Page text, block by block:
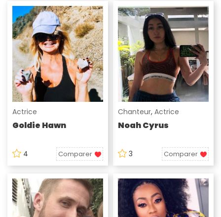
Actrice
Goldie Hawn
4 Comparer
Chanteur, Actrice
Noah Cyrus
3 Comparer